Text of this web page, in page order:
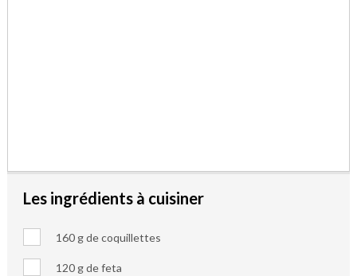
Les ingrédients à cuisiner
160 g de coquillettes
120 g de feta